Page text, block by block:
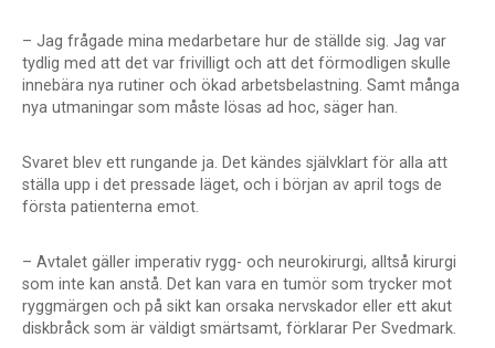
– Jag frågade mina medarbetare hur de ställde sig. Jag var
tydlig med att det var frivilligt och att det förmodligen skulle
innebära nya rutiner och ökad arbetsbelastning. Samt många
nya utmaningar som måste lösas ad hoc, säger han.
Svaret blev ett rungande ja. Det kändes självklart för alla att
ställa upp i det pressade läget, och i början av april togs de
första patienterna emot.
– Avtalet gäller imperativ rygg- och neurokirurgi, alltså kirurgi
som inte kan anstå. Det kan vara en tumör som trycker mot
ryggmärgen och på sikt kan orsaka nervskador eller ett akut
diskbråck som är väldigt smärtsamt, förklarar Per Svedmark.